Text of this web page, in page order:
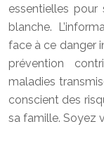
essentielles
blanche.
face à ce danger
prévention
maladies
conscient des
sa famille. Soyez